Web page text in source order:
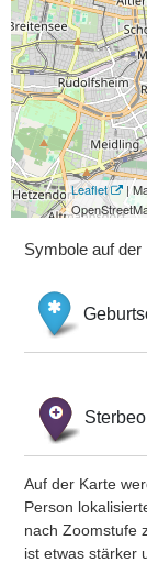
Leaflet
|
Symbole auf der
Auf der Karte
Person
nach Zoomstufe
ist etwas stärker